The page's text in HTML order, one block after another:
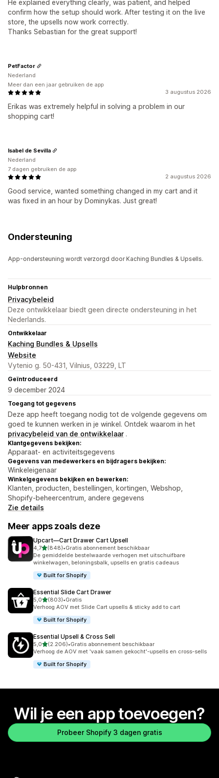
He explained everything clearly, was patient, and helped
confirm how the setup should work. After testing it on the live
store, the upsells now work correctly.
Thanks Sebastian for the great support!
3 augustus 2026
Erikas was extremely helpful in solving a problem in our
shopping cart!
PetFactor
Nederland
Meer dan een jaar gebruiken de app
2 augustus 2026
Good service, wanted something changed in my cart and it
was fixed in an hour by Dominykas. Just great!
Isabel de Sevilla
Nederland
7 dagen gebruiken de app
Ondersteuning
App-ondersteuning wordt verzorgd door Kaching Bundles & Upsells.
Hulpbronnen
Privacybeleid
Deze ontwikkelaar biedt geen directe ondersteuning in het
Nederlands.
Ontwikkelaar
Kaching Bundles & Upsells
Website
Vytenio g. 50-431, Vilnius, 03229, LT
Geïntroduceerd
9 december 2024
Toegang tot gegevens
Deze app heeft toegang nodig tot de volgende gegevens om
goed te kunnen werken in je winkel. Ontdek waarom in het
privacybeleid van de ontwikkelaar .
Klantgegevens bekijken:
Apparaat- en activiteitsgegevens
Gegevens van medewerkers en bijdragers bekijken:
Winkeleigenaar
Winkelgegevens bekijken en bewerken:
Klanten, producten, bestellingen, kortingen, Webshop,
Shopify-beheercentrum, andere gegevens
Zie details
Meer apps zoals deze
Upcart—Cart Drawer Cart Upsell
4,7van 5 sterren
(848)
848 recensies in totaal
•Gratis abonnement beschikbaar
De gemiddelde bestelwaarde verhogen met uitschuifbare
winkelwagen, beloningsbalk, upsells en gratis cadeaus
Built for Shopify
Essential Slide Cart Drawer
5,0van 5 sterren
(803)
803 recensies in totaal
•Gratis
Verhoog AOV met Slide Cart upsells & sticky add to cart
Built for Shopify
Essential Upsell & Cross Sell
5,0van 5 sterren
(2.206)
2206 recensies in totaal
•Gratis abonnement beschikbaar
Verhoog de AOV met 'vaak samen gekocht'-upsells en cross-sells
Built for Shopify
Wil je een app toevoegen?
Probeer Shopify 3 dagen gratis